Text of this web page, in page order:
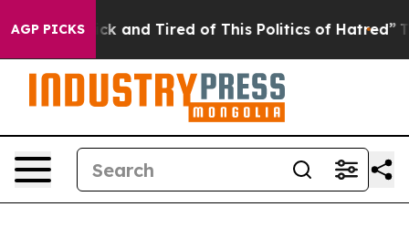
AGP PICKS
Sick and Tired of This Politics of Hatred” The